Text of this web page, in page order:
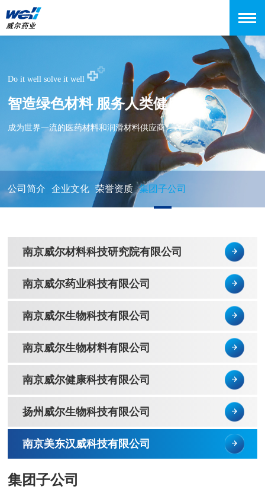
Do it well solve it well
智造绿色材料 服务人类健康
成为世界一流的医药材料和润滑材料供应商
公司简介 企业文化 荣誉资质 集团子公司
南京威尔材料科技研究院有限公司
南京威尔药业科技有限公司
南京威尔生物科技有限公司
南京威尔生物材料有限公司
南京威尔健康科技有限公司
扬州威尔生物科技有限公司
南京美东汉威科技有限公司
集团子公司